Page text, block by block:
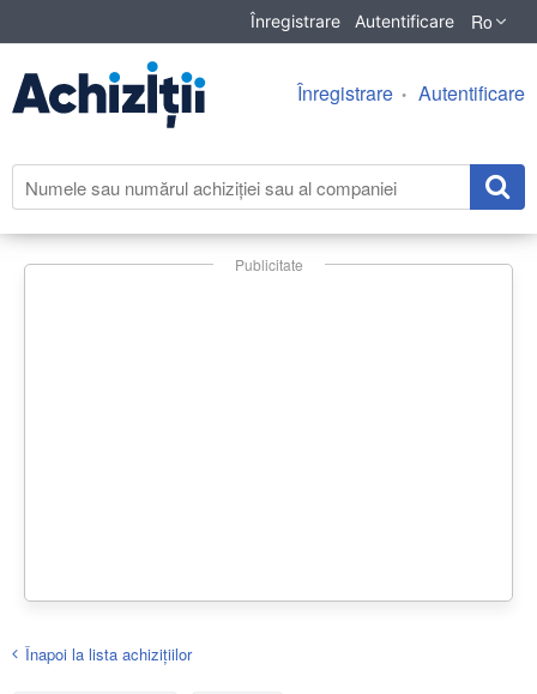
Înregistrare Autentificare Ro
Înregistrare Autentificare
Publicitate
Înapoi la lista achiziţiilor